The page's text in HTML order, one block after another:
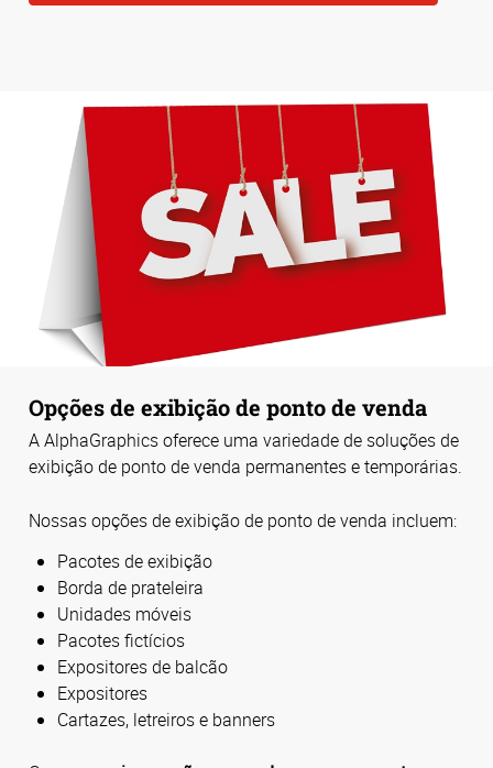
Opções de exibição de ponto de venda
A AlphaGraphics oferece uma variedade de soluções de
exibição de ponto de venda permanentes e temporárias.
Nossas opções de exibição de ponto de venda incluem:
Pacotes de exibição
Borda de prateleira
Unidades móveis
Pacotes fictícios
Expositores de balcão
Expositores
Cartazes, letreiros e banners